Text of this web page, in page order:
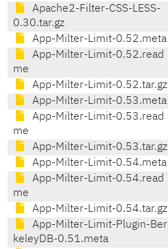
Apache2-Filter-CSS-LESS-
0.30.tar.gz
App-Milter-Limit-0.52.meta
App-Milter-Limit-0.52.read
me
App-Milter-Limit-0.52.tar.gz
App-Milter-Limit-0.53.meta
App-Milter-Limit-0.53.read
me
App-Milter-Limit-0.53.tar.gz
App-Milter-Limit-0.54.meta
App-Milter-Limit-0.54.read
me
App-Milter-Limit-0.54.tar.gz
App-Milter-Limit-Plugin-Ber
keleyDB-0.51.meta